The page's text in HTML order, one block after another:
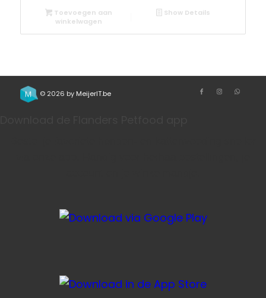
Toevoegen aan
winkelwagen
Show Details
© 2026 by MeijerIT.be